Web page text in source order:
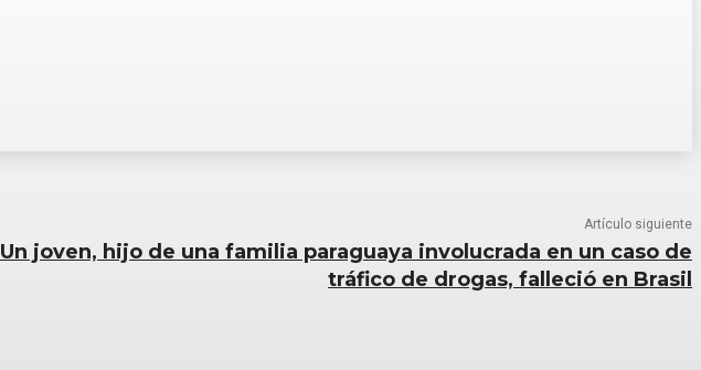
Artículo siguiente
Un joven, hijo de una familia paraguaya involucrada en un caso de
tráfico de drogas, falleció en Brasil